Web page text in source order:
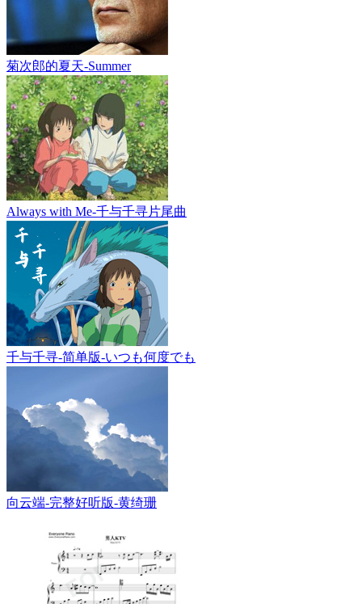
菊次郎的夏天-Summer
Always with Me-千与千寻片尾曲
千与千寻-简单版-いつも何度でも
向云端-完整好听版-黄绮珊